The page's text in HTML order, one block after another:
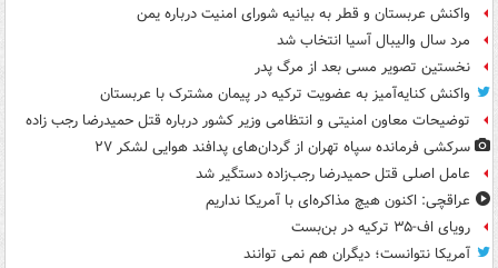
واکنش عربستان و قطر به بیانیه شورای امنیت درباره یمن
مرد سال والیبال آسیا انتخاب شد
نخستین تصویر مسی بعد از مرگ پدر
واکنش کنایه‌آمیز به عضویت ترکیه در پیمان مشترک با عربستان
توضیحات معاون امنیتی و انتظامی وزیر کشور درباره قتل حمیدرضا رجب زاده
سرکشی فرمانده سپاه تهران از گردان‌های پدافند هوایی لشکر ۲۷
عامل اصلی قتل حمیدرضا رجب‌زاده دستگیر شد
عراقچی: اکنون هیچ مذاکره‌ای با آمریکا نداریم
رویای اف-۳۵ ترکیه در بن‌بست
آمریکا نتوانست؛ دیگران هم نمی توانند